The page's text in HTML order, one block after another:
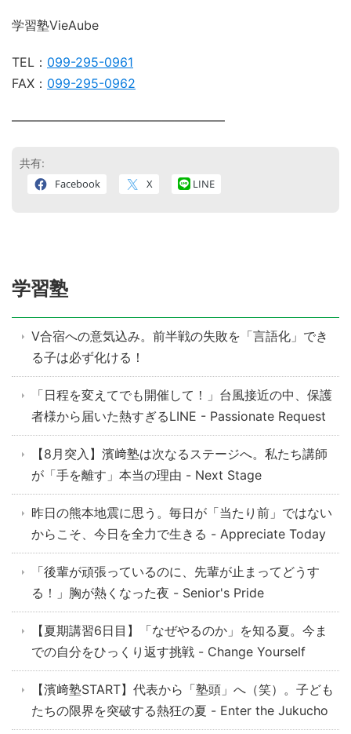
学習塾VieAube
TEL： 099-295-0961
FAX： 099-295-0962
―――――――――――――――――
共有:
Facebook X LINE
学習塾
V合宿への意気込み。前半戦の失敗を「言語化」でき
る子は必ず化ける！
「日程を変えてでも開催して！」台風接近の中、保護
者様から届いた熱すぎるLINE - Passionate Request
【8月突入】濱﨑塾は次なるステージへ。私たち講師
が「手を離す」本当の理由 - Next Stage
昨日の熊本地震に思う。毎日が「当たり前」ではない
からこそ、今日を全力で生きる - Appreciate Today
「後輩が頑張っているのに、先輩が止まってどうす
る！」胸が熱くなった夜 - Senior's Pride
【夏期講習6日目】「なぜやるのか」を知る夏。今ま
での自分をひっくり返す挑戦 - Change Yourself
【濱﨑塾START】代表から「塾頭」へ（笑）。子ども
たちの限界を突破する熱狂の夏 - Enter the Jukucho